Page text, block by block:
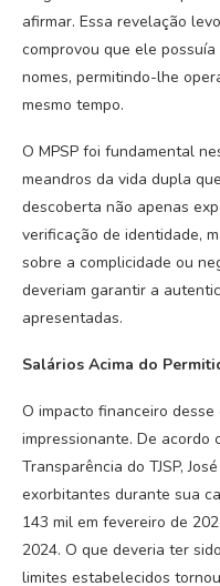
afirmar. Essa revelação
comprovou que ele
nomes, permitindo-lhe
mesmo tempo.
O MPSP foi fundamental
meandros da vida dupla
descoberta não apenas
verificação de identidade,
sobre a complicidade ou
deveriam garantir a
apresentadas.
Salários Acima do
O impacto financeiro
impressionante. De acordo
Transparência do TJSP,
exorbitantes durante sua
143 mil em fevereiro de
2024. O que deveria ter
limites estabelecidos